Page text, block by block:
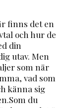
finns det en
och hur de
din
utav. Men
som när
vad som
känna sig
du